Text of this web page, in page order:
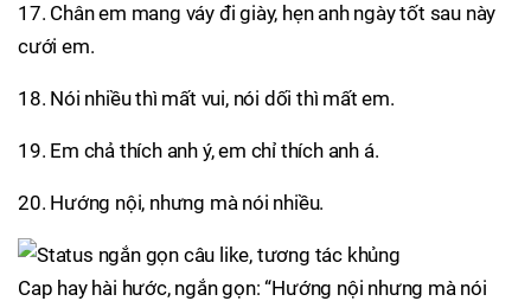
17. Chân em mang váy đi giày, hẹn anh ngày tốt sau này
cưới em.
18. Nói nhiều thì mất vui, nói dối thì mất em.
19. Em chả thích anh ý, em chỉ thích anh á.
20. Hướng nội, nhưng mà nói nhiều.
Cap hay hài hước, ngắn gọn: “Hướng nội nhưng mà nói